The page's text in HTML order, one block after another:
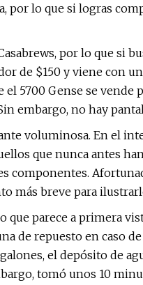
por lo que si logras
por lo que si
de $150 y viene con
5700 Gense se vende
embargo, no hay
voluminosa. En el
que nunca antes
componentes.
más breve para
parece a primera
de repuesto en caso
el depósito de
tomó unos 10